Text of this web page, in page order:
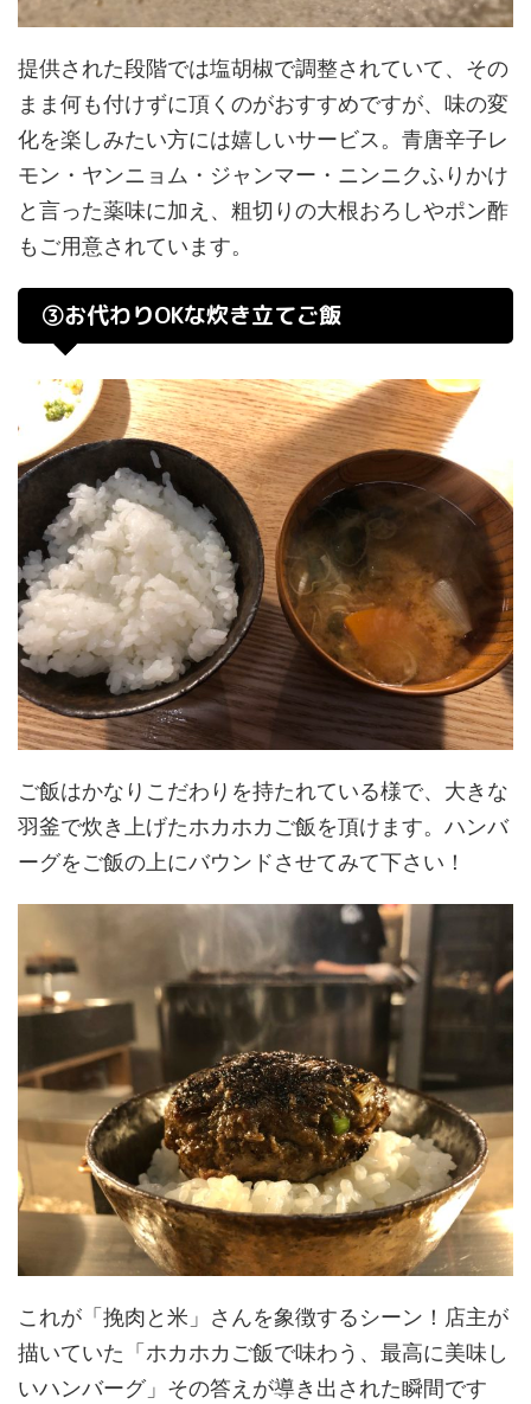
提供された段階では塩胡椒で調整されていて、その
まま何も付けずに頂くのがおすすめですが、味の変
化を楽しみたい方には嬉しいサービス。青唐辛子レ
モン・ヤンニョム・ジャンマー・ニンニクふりかけ
と言った薬味に加え、粗切りの大根おろしやポン酢
もご用意されています。
③お代わりOKな炊き立てご飯
ご飯はかなりこだわりを持たれている様で、大きな
羽釜で炊き上げたホカホカご飯を頂けます。ハンバ
ーグをご飯の上にバウンドさせてみて下さい！
これが「挽肉と米」さんを象徴するシーン！店主が
描いていた「ホカホカご飯で味わう、最高に美味し
いハンバーグ」その答えが導き出された瞬間です